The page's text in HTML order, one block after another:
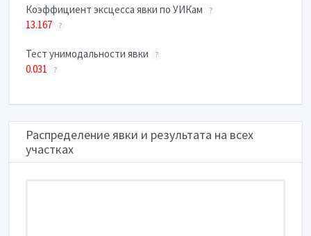
Коэффициент эксцесса явки по УИКам ?
13.167 ?
Тест унимодальности явки ?
0.031 ?
Распределение явки и результата на всех
участках